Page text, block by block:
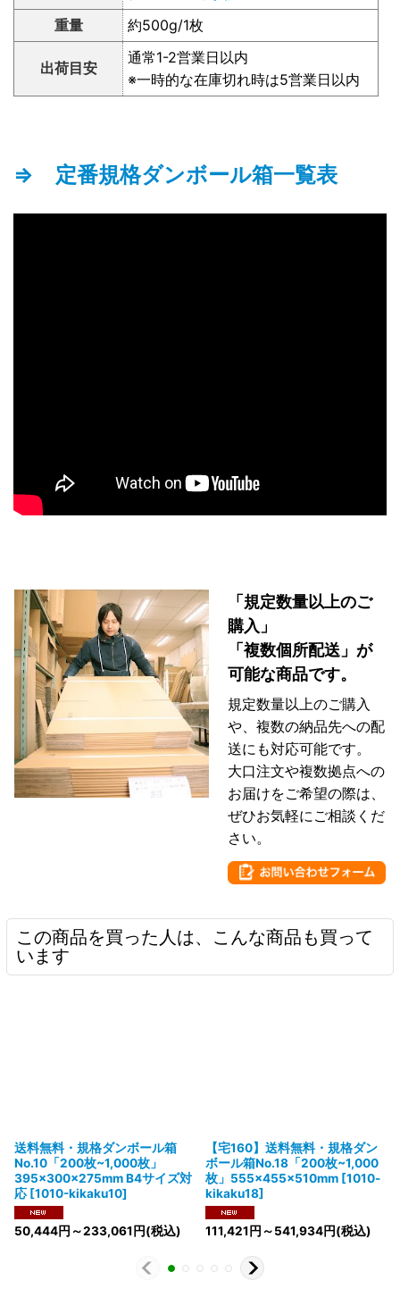
重量
約500g/1枚
出荷目安
通常1-2営業日以内
※一時的な在庫切れ時は5営業日以内
⇒ 定番規格ダンボール箱一覧表
「規定数量以上のご
購入」
「複数個所配送」が
可能な商品です。
規定数量以上のご購入
や、複数の納品先への配
送にも対応可能です。
大口注文や複数拠点への
お届けをご希望の際は、
ぜひお気軽にご相談くだ
さい。
この商品を買った人は、こんな商品も買って
います
送料無料・規格ダンボール箱
No.10「200枚~1,000枚」
395×300×275mm B4サイズ対
応 [1010-kikaku10]
50,444円 ～233,061 円(税込)
【宅160】送料無料・規格ダン
ボール箱No.18「200枚~1,000
枚」555×455×510mm [1010-
kikaku18]
111,421 円 ～541,934円(税込)